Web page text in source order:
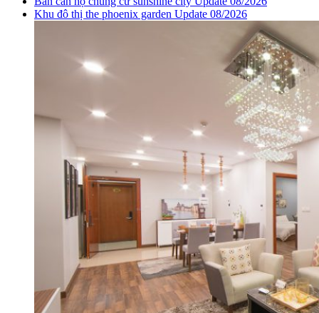
Khu đô thị the phoenix garden Update 08/2026